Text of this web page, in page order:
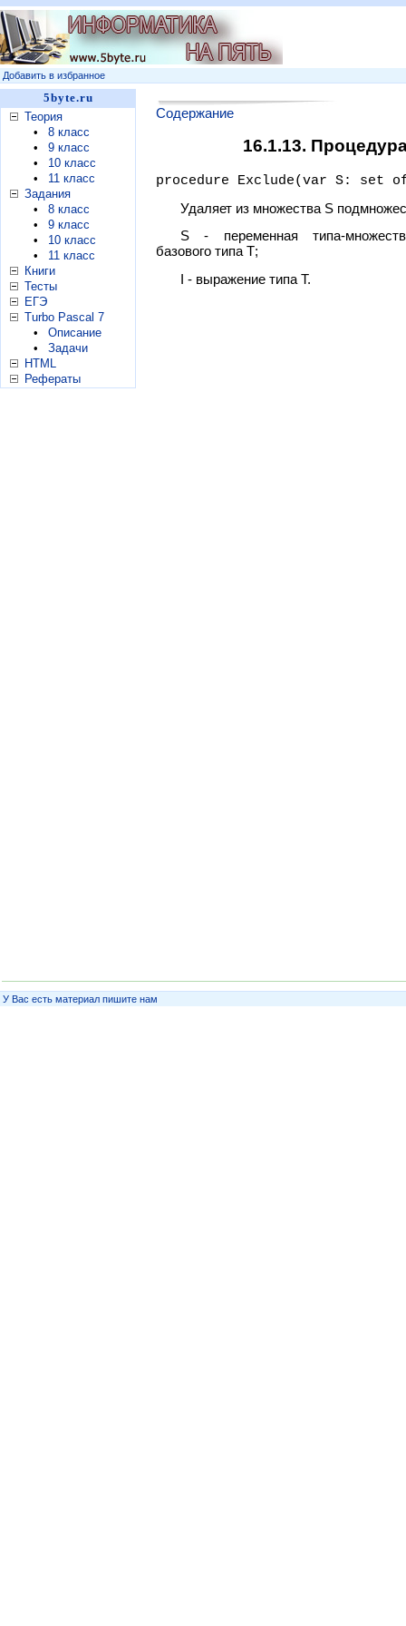
Добавить в избранное
5byte.ru
Теория
•
8 класс
•
9 класс
•
10 класс
•
11 класс
Задания
•
8 класс
•
9 класс
•
10 класс
•
11 класс
Книги
Тесты
ЕГЭ
Turbo Pascal 7
•
Описание
•
Задачи
HTML
Рефераты
Содержание
16.1.13.
procedure Exclude(var S:
Удаляет из множества S
S - переменная типа-
базового типа Т;
I - выражение типа Т.
У Вас есть материал пишите нам